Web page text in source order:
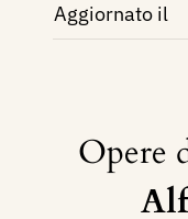
Aggiornato il
Opere